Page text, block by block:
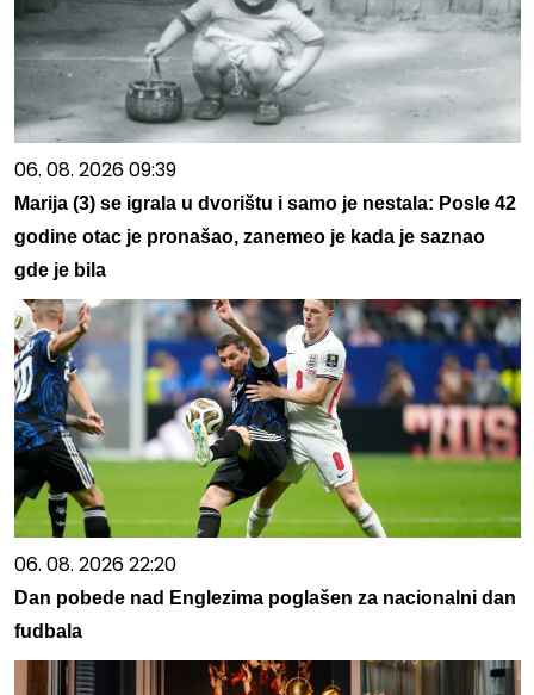
06. 08. 2026 09:39
Marija (3) se igrala u dvorištu i samo je nestala: Posle 42
godine otac je pronašao, zanemeo je kada je saznao
gde je bila
06. 08. 2026 22:20
Dan pobede nad Englezima poglašen za nacionalni dan
fudbala